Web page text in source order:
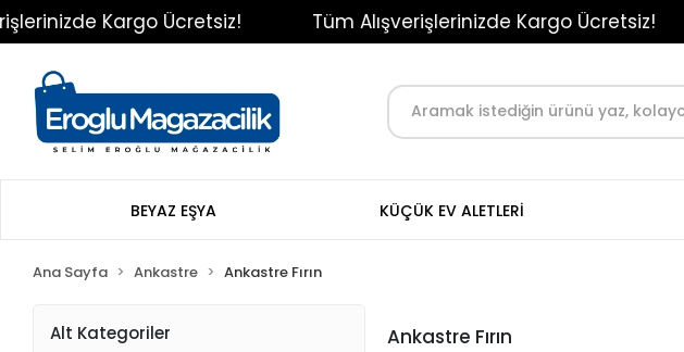
Kargo Ücretsiz! Tüm Alışverişlerinizde Kargo Ücretsiz!
BEYAZ EŞYA KÜÇÜK EV ALETLERİ
Ana Sayfa Ankastre Ankastre Fırın
Alt Kategoriler Ankastre Fırın